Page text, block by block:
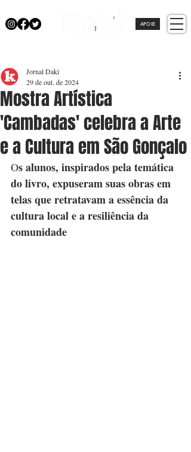
APOIE
Mostra Artística
'Cambadas' celebra a Arte
e a Cultura em São Gonçalo
Jornal Daki
29 de out. de 2024
Os alunos, inspirados pela temática
do livro, expuseram suas obras em
telas que retratavam a essência da
cultura local e a resiliência da
comunidade